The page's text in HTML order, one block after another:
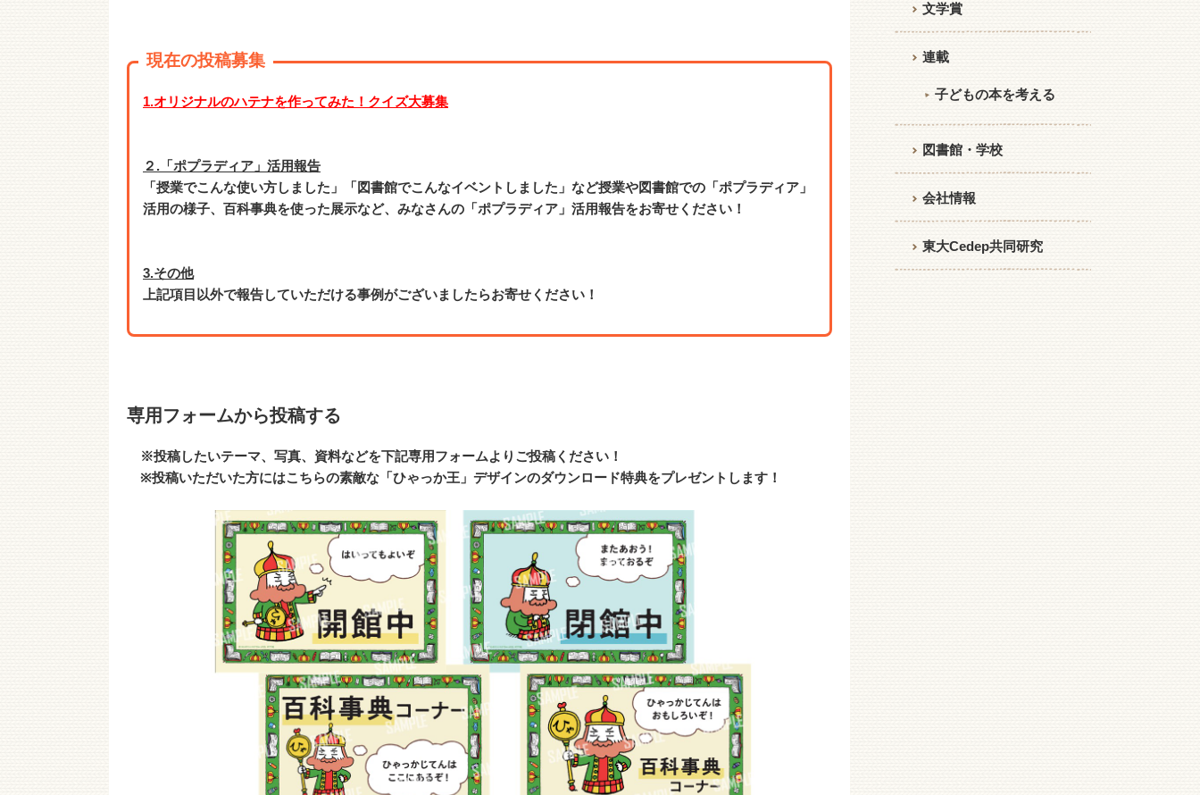
現在の投稿募集
1.オリジナルのハテナを作ってみた！クイズ大募集
２.「ポプラディア」活用報告
「授業でこんな使い方しました」「図書館でこんなイベントしました」など授業や図書館での「ポプラディア」
活用の様子、百科事典を使った展示など、みなさんの「ポプラディア」活用報告をお寄せください！
3.その他
上記項目以外で報告していただける事例がございましたらお寄せください！
専用フォームから投稿する
※投稿したいテーマ、写真、資料などを下記専用フォームよりご投稿ください！
※投稿いただいた方にはこちらの素敵な「ひゃっか王」デザインのダウンロード特典をプレゼントします！
文学賞
連載
子どもの本を考える
図書館・学校
会社情報
東大Cedep共同研究